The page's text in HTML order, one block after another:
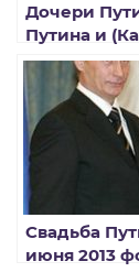
Дочери
Путина и
Тихонова
Свадьба
июня 2013